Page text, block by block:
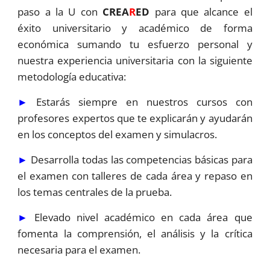
paso a la U con CREARED para que alcance el
éxito universitario y académico de forma
económica sumando tu esfuerzo personal y
nuestra experiencia universitaria con la siguiente
metodología educativa:
► Estarás siempre en nuestros cursos con
profesores expertos que te explicarán y ayudarán
en los conceptos del examen y simulacros.
► Desarrolla todas las competencias básicas para
el examen con talleres de cada área y repaso en
los temas centrales de la prueba.
► Elevado nivel académico en cada área que
fomenta la comprensión, el análisis y la crítica
necesaria para el examen.